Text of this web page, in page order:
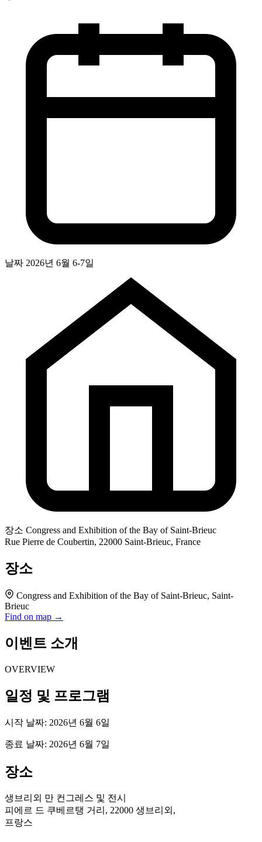
날짜 2026년 6월 6-7일
장소 Congress and Exhibition of the Bay of Saint-Brieuc
Rue Pierre de Coubertin, 22000 Saint-Brieuc, France
장소
Congress and Exhibition of the Bay of Saint-Brieuc, Saint-
Brieuc
Find on map →
이벤트 소개
OVERVIEW
일정 및 프로그램
시작 날짜: 2026년 6월 6일
종료 날짜: 2026년 6월 7일
장소
생브리외 만 컨그레스 및 전시
피에르 드 쿠베르탱 거리, 22000 생브리외,
프랑스